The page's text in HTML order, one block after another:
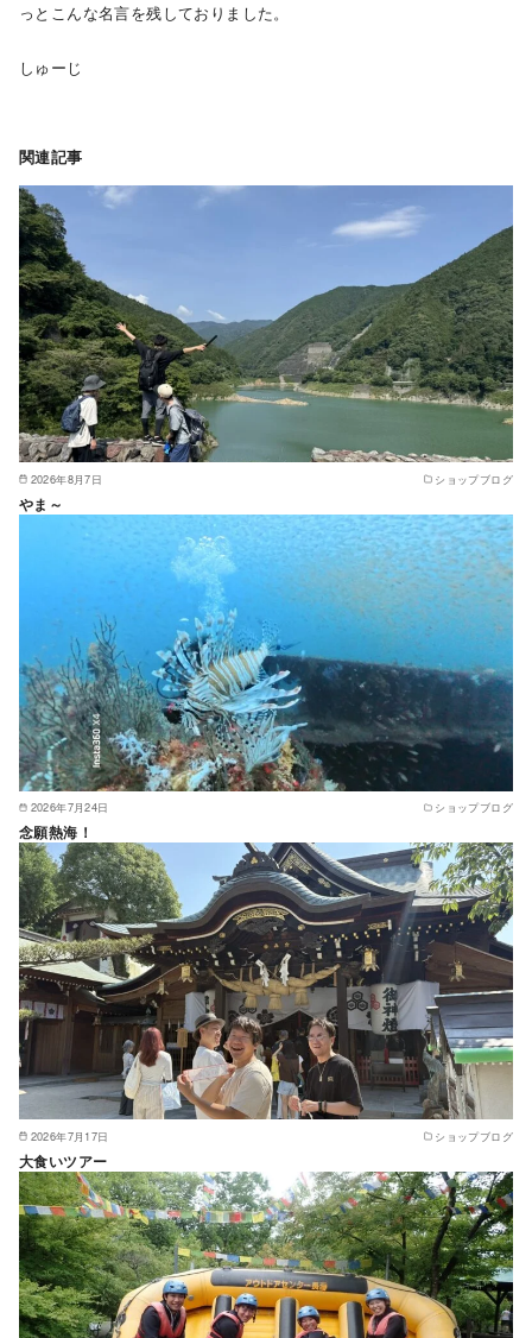
っとこんな名言を残しておりました。
しゅーじ
関連記事
2026年8月7日 ショップブログ
やま～
2026年7月24日 ショップブログ
念願熱海！
2026年7月17日 ショップブログ
大食いツアー